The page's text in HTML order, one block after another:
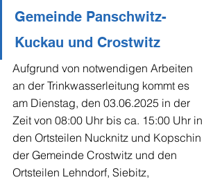
Gemeinde Panschwitz-
Kuckau und Crostwitz
Aufgrund von notwendigen Arbeiten
an der Trinkwasserleitung kommt es
am Dienstag, den 03.06.2025 in der
Zeit von 08:00 Uhr bis ca. 15:00 Uhr in
den Ortsteilen Nucknitz und Kopschin
der Gemeinde Crostwitz und den
Ortsteilen Lehndorf, Siebitz,